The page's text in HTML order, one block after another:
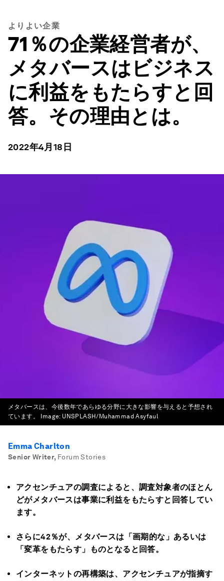
よりよい企業
71％の企業経営者が、
メタバースはビジネス
に利益をもたらすと回
答。その理由とは。
2022年4月18日
メタバースは、今後数年であらゆる分野に大きな影響を与えると予想され
ています。
Image: UNSPLASH/Muhammad Asyfaul
Emma Charlton
Senior Writer, Forum Stories
アクセンチュアの調査によると、調査対象者のほとん
どがメタバースは事業に利益をもたらすと回答してい
ます。
さらに42％が、メタバースは「画期的な」あるいは
「変革をもたらす」ものとなると回答。
インターネットの再構築は、アクセンチュアが指摘す